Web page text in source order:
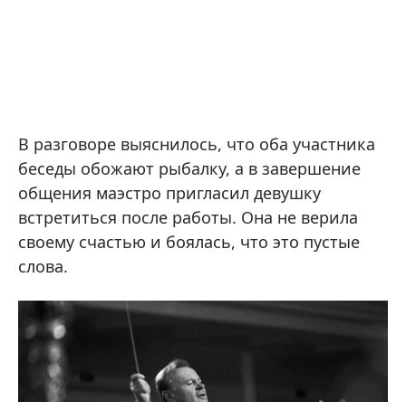
В разговоре выяснилось, что оба участника
беседы обожают рыбалку, а в завершение
общения маэстро пригласил девушку
встретиться после работы. Она не верила
своему счастью и боялась, что это пустые
слова.